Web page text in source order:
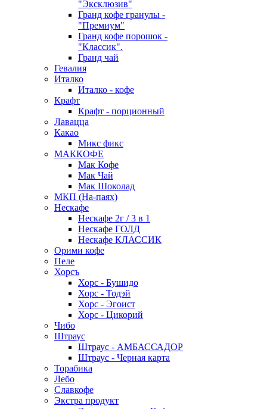
"Эксклюзив"
Гранд кофе гранулы -
"Премиум"
Гранд кофе порошок -
"Классик".
Гранд чай
Гевалия
Италко
Италко - кофе
Крафт
Крафт - порционный
Лавацца
Какао
Микс фикс
МАККОФЕ
Мак Кофе
Мак Чай
Мак Шоколад
МКП (На-паях)
Нескафе
Нескафе 2г / 3 в 1
Нескафе ГОЛД
Нескафе КЛАССИК
Орими кофе
Пеле
Хорсъ
Хорс - Бушидо
Хорс - Тодэй
Хорс - Эгоист
Хорс - Цикорий
Чибо
Штраус
Штраус - АМБАССАДОР
Штраус - Черная карта
Торабика
Лебо
Славкофе
Экстра продукт